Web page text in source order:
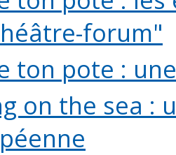
forum"
ton pote :
on the sea :